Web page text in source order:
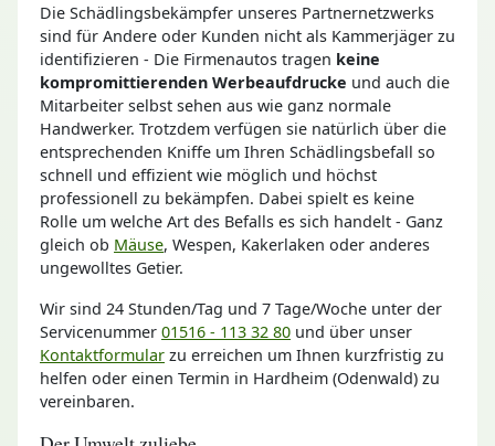
Die Schädlingsbekämpfer unseres Partnernetzwerks
sind für Andere oder Kunden nicht als Kammerjäger zu
identifizieren - Die Firmenautos tragen keine
kompromittierenden Werbeaufdrucke und auch die
Mitarbeiter selbst sehen aus wie ganz normale
Handwerker. Trotzdem verfügen sie natürlich über die
entsprechenden Kniffe um Ihren Schädlingsbefall so
schnell und effizient wie möglich und höchst
professionell zu bekämpfen. Dabei spielt es keine
Rolle um welche Art des Befalls es sich handelt - Ganz
gleich ob Mäuse, Wespen, Kakerlaken oder anderes
ungewolltes Getier.
Wir sind 24 Stunden/Tag und 7 Tage/Woche unter der
Servicenummer 01516 - 113 32 80 und über unser
Kontaktformular zu erreichen um Ihnen kurzfristig zu
helfen oder einen Termin in Hardheim (Odenwald) zu
vereinbaren.